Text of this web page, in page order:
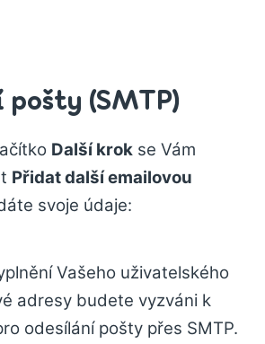
(SMTP)
Další krok se Vám
Přidat další emailovou
svoje údaje:
Vašeho uživatelského
adresy budete vyzváni k
odesílání pošty přes SMTP.